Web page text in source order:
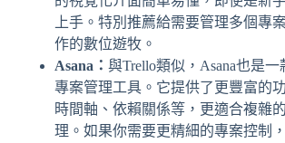
上手。特別推薦給需要管理多個專
作的數位遊牧。
Asana： 與Trello類似，Asana也是一
專案管理工具。它提供了更豐富的
時間軸、依賴關係等，更適合複雜
理。如果你需要更精細的專案控制